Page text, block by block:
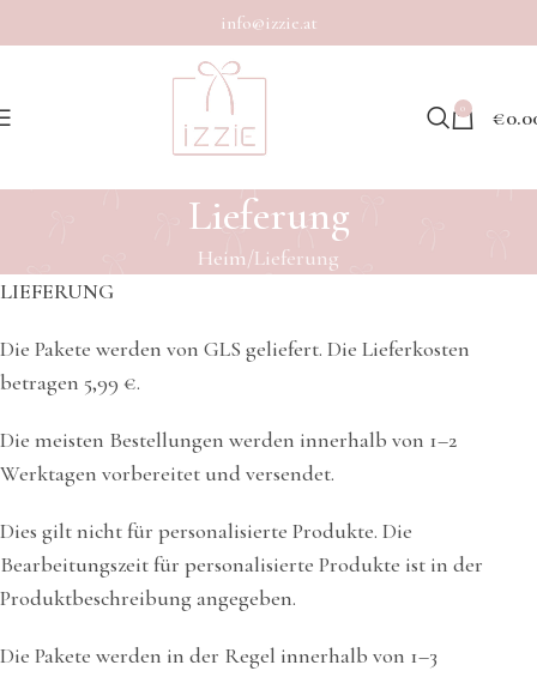
info@izzie.at
0 €
Lieferung
Heim Lieferung
LIEFERUNG
Die Pakete werden von GLS geliefert. Die Lieferkosten
betragen 5,99 €.
Die meisten Bestellungen werden innerhalb von 1–2
Werktagen vorbereitet und versendet.
Dies gilt nicht für personalisierte Produkte. Die
Bearbeitungszeit für personalisierte Produkte ist in der
Produktbeschreibung angegeben.
Die Pakete werden in der Regel innerhalb von 1–3